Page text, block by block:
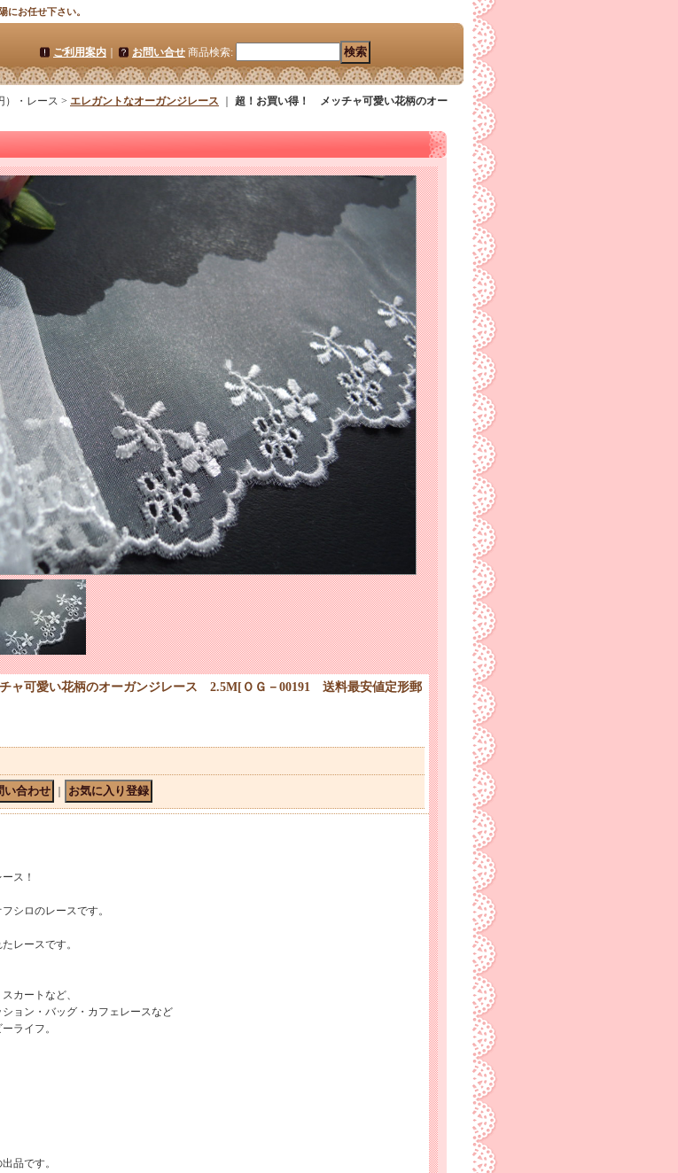
にお任せ下さい。
ご利用案内 お問い合せ 商品検索:
）・レース > エレガントなオーガンジレース
超！お買い得！ メッチャ可愛い花柄のオー
ャ可愛い花柄のオーガンジレース 2.5M[ ＯＧ－00191 送料最安値定形郵
ス！
シロのレースです。
レースです。
カートなど、
ョン・バッグ・カフェレースなど
ライフ。
品です。